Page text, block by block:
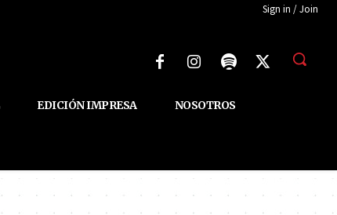
Sign in / Join
EDICIÓN IMPRESA NOSOTROS